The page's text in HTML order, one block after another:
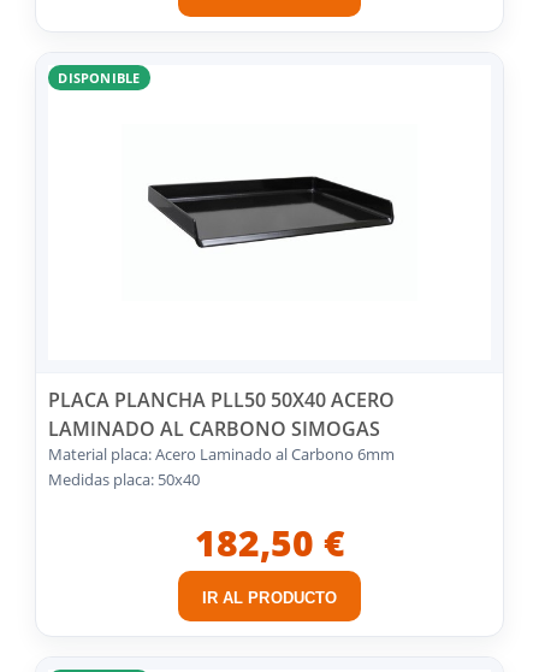
DISPONIBLE
PLACA PLANCHA PLL50 50X40 ACERO
LAMINADO AL CARBONO SIMOGAS
Material placa: Acero Laminado al Carbono 6mm
Medidas placa: 50x40
182,50 €
IR AL PRODUCTO